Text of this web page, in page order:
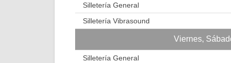
Silletería General
Silletería Vibrasound
Viernes,
Silletería General